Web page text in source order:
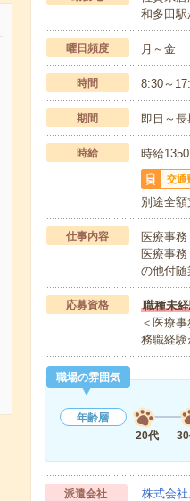
和多田駅
曜日頻度 月～金
時間 8:30～
期間 即日～長
時給 時給
交通
別途全額
仕事内容
医療事
医療事
の他付
応募資格 職種未
＜医療
務職経
職場の雰囲気
年齢層
20代
派遣会社 株式会